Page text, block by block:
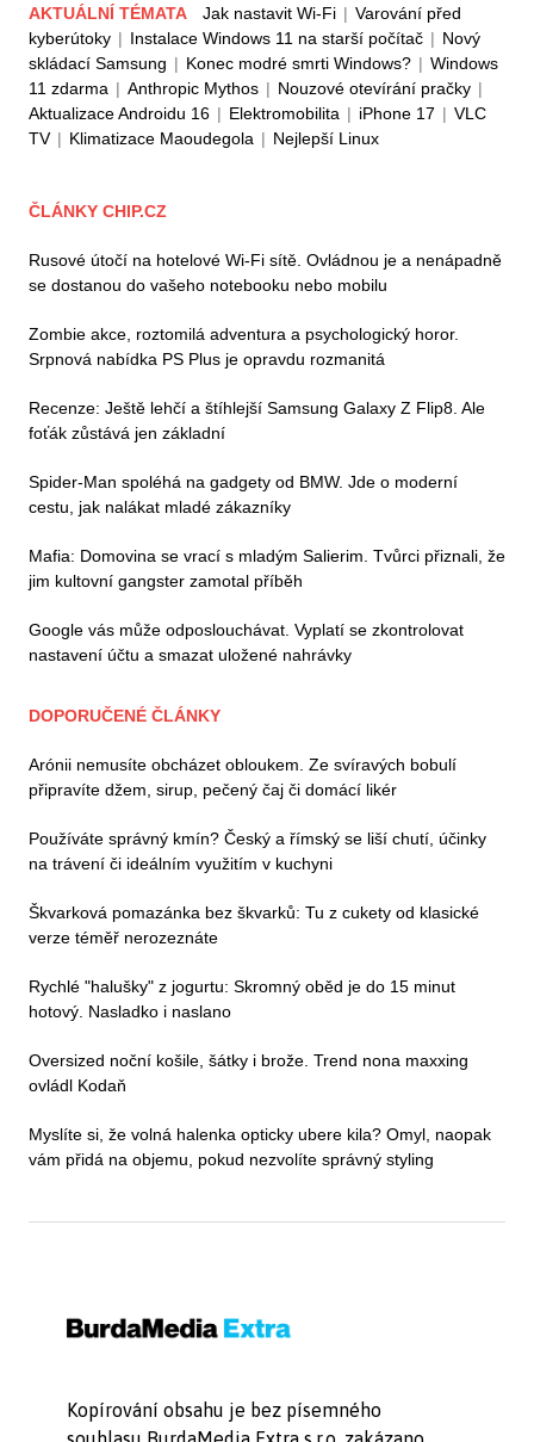
AKTUÁLNÍ TÉMATA Jak nastavit Wi-Fi | Varování před
kyberútoky | Instalace Windows 11 na starší počítač | Nový
skládací Samsung | Konec modré smrti Windows? | Windows
11 zdarma | Anthropic Mythos | Nouzové otevírání pračky |
Aktualizace Androidu 16 | Elektromobilita | iPhone 17 | VLC
TV | Klimatizace Maoudegola | Nejlepší Linux
ČLÁNKY CHIP.CZ
Rusové útočí na hotelové Wi-Fi sítě. Ovládnou je a nenápadně
se dostanou do vašeho notebooku nebo mobilu
Zombie akce, roztomilá adventura a psychologický horor.
Srpnová nabídka PS Plus je opravdu rozmanitá
Recenze: Ještě lehčí a štíhlejší Samsung Galaxy Z Flip8. Ale
foťák zůstává jen základní
Spider-Man spoléhá na gadgety od BMW. Jde o moderní
cestu, jak nalákat mladé zákazníky
Mafia: Domovina se vrací s mladým Salierim. Tvůrci přiznali, že
jim kultovní gangster zamotal příběh
Google vás může odposlouchávat. Vyplatí se zkontrolovat
nastavení účtu a smazat uložené nahrávky
DOPORUČENÉ ČLÁNKY
Arónii nemusíte obcházet obloukem. Ze svíravých bobulí
připravíte džem, sirup, pečený čaj či domácí likér
Používáte správný kmín? Český a římský se liší chutí, účinky
na trávení či ideálním využitím v kuchyni
Škvarková pomazánka bez škvarků: Tu z cukety od klasické
verze téměř nerozeznáte
Rychlé "halušky" z jogurtu: Skromný oběd je do 15 minut
hotový. Nasladko i naslano
Oversized noční košile, šátky i brože. Trend nona maxxing
ovládl Kodaň
Myslíte si, že volná halenka opticky ubere kila? Omyl, naopak
vám přidá na objemu, pokud nezvolíte správný styling
Kopírování obsahu je bez písemného